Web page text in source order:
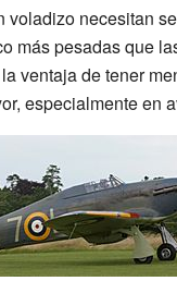
voladizo necesitan
más pesadas que
ventaja de tener
especialmente en